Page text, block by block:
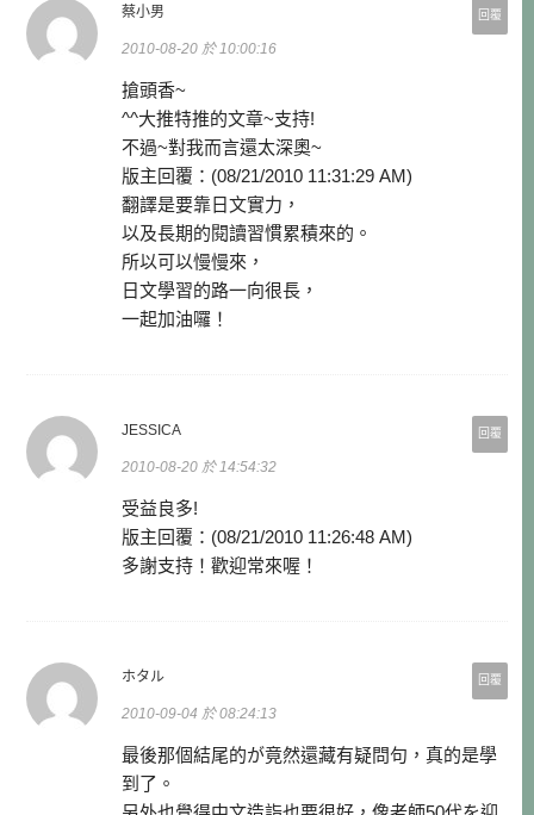
回覆
蔡小男
2010-08-20 於 10:00:16
搶頭香~
^^大推特推的文章~支持!
不過~對我而言還太深奧~
版主回覆：(08/21/2010 11:31:29 AM)
翻譯是要靠日文實力，
以及長期的閱讀習慣累積來的。
所以可以慢慢來，
日文學習的路一向很長，
一起加油囉！
回覆
JESSICA
2010-08-20 於 14:54:32
受益良多!
版主回覆：(08/21/2010 11:26:48 AM)
多謝支持！歡迎常來喔！
回覆
ホタル
2010-09-04 於 08:24:13
最後那個結尾的が竟然還藏有疑問句，真的是學
到了。